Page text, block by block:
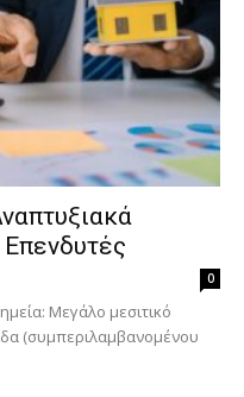
Επενδυτές
0
Μεγάλο μεσιτικό
(συμπεριλαμβανομένου